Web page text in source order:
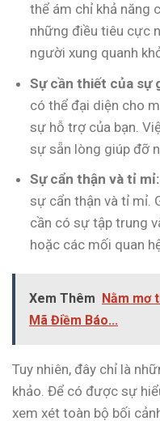
thể ám chỉ khả năng
những điều tiêu cực
người xung quanh
Sự cần thiết của sự
có thể đại diện cho
sự hỗ trợ của bạn.
sự sẵn lòng giúp đỡ
Sự cẩn thận và tỉ mỉ:
sự cẩn thận và tỉ mỉ.
cần có sự tập trung
hoặc các mối quan
Xem Thêm Nằm mơ
Mã Điềm Báo...
Tuy nhiên, đây chỉ là
khảo. Để có được sự
xem xét toàn bộ bối